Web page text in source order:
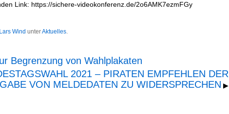
Link: https://sichere-videokonferenz.de/2o6AMK7ezmFGy
Lars Wind unterAktuelles.
Begrenzung von Wahlplakaten
2021 – PIRATEN EMPFEHLEN DER
VON MELDEDATEN ZU WIDERSPRECHEN ▶